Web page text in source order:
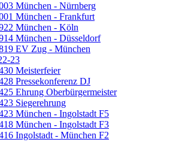
München - Nürnberg
München - Frankfurt
München - Köln
München - Düsseldorf
EV Zug - München
23
Meisterfeier
Pressekonferenz DJ
Ehrung Oberbürgermeister
Siegerehrung
München - Ingolstadt F5
München - Ingolstadt F3
Ingolstadt - München F2